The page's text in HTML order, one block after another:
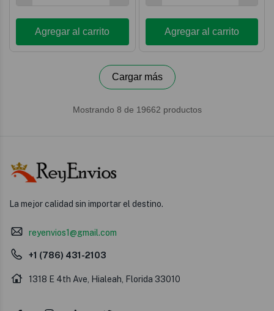
La mejor calidad sin importar el destino.
reyenvios1@gmail.com
+1 (786) 431-2103
1318 E 4th Ave, Hialeah, Florida 33010